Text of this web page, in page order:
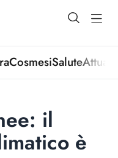
open
CosmesiSalute
il
è